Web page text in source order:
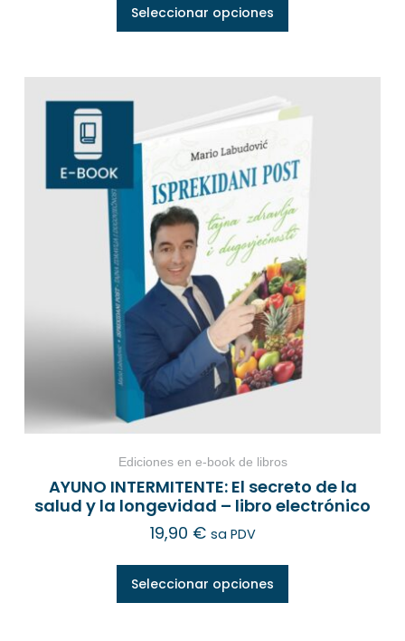
Seleccionar opciones
Ediciones en e-book de libros
AYUNO INTERMITENTE: El secreto de la
salud y la longevidad – libro electrónico
19,90 € sa PDV
Seleccionar opciones